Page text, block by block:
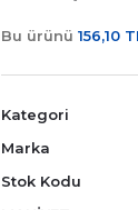
Bu ürünü 156,10
Kategori
Marka
Stok Kodu